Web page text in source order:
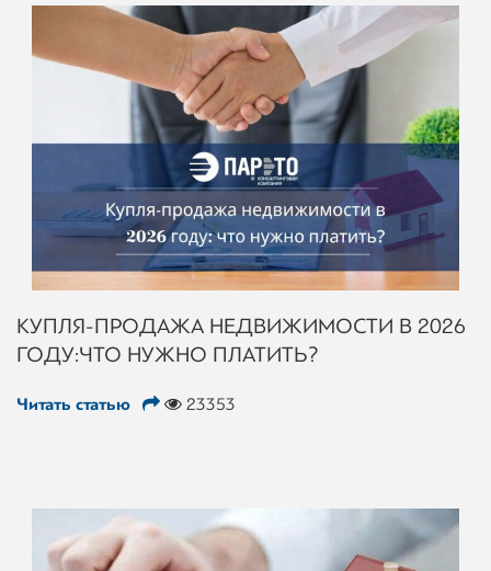
КУПЛЯ-ПРОДАЖА НЕДВИЖИМОСТИ В 2026
ГОДУ: ЧТО НУЖНО ПЛАТИТЬ?
Читать статью 23353